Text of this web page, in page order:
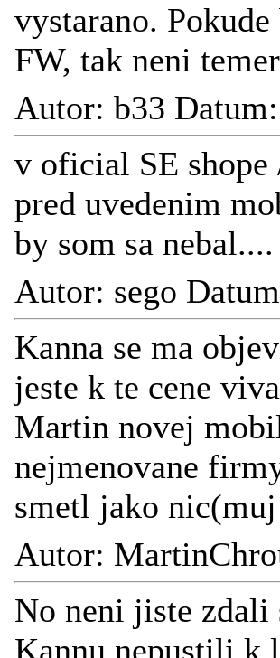
vystarano.
FW, tak neni
Autor: b33
v oficial SE shope
pred uvedenim
by som sa nebal....
Autor: sego
Kanna se ma
jeste k te cene
Martin novej
nejmenovane
smetl jako
Autor:
No neni jiste zdali
Kannu nepustili k